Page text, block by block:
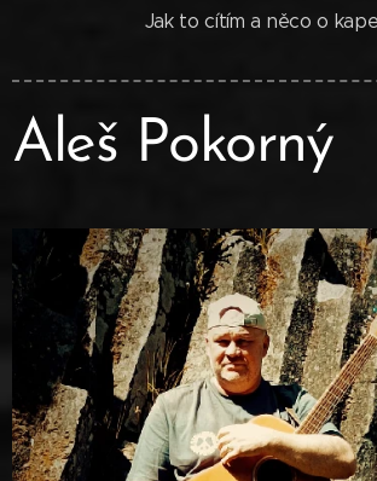
Jak to cítím a něco o
Aleš Pokorný